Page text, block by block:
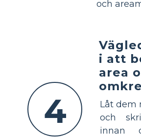
och
4
i att
area
Låt dem
och
innan